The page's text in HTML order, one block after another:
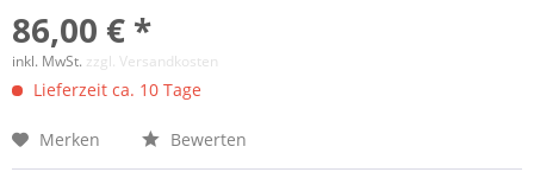
86,00 € *
inkl. MwSt. zzgl. Versandkosten
Lieferzeit ca. 10 Tage
Merken Bewerten